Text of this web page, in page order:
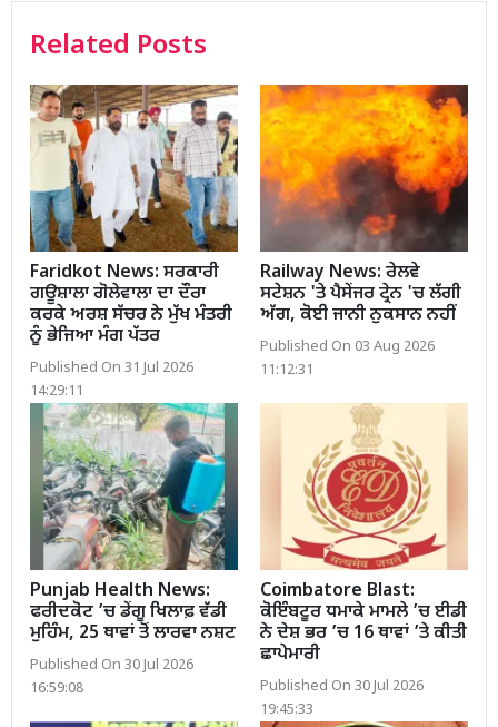
Related Posts
Faridkot News: ਸਰਕਾਰੀ
ਗਊਸ਼ਾਲਾ ਗੋਲੇਵਾਲਾ ਦਾ ਦੌਰਾ
ਕਰਕੇ ਅਰਸ਼ ਸੱਚਰ ਨੇ ਮੁੱਖ ਮੰਤਰੀ
ਨੂੰ ਭੇਜਿਆ ਮੰਗ ਪੱਤਰ
Published On 31 Jul 2026
14:29:11
Railway News: ਰੇਲਵੇ
ਸਟੇਸ਼ਨ 'ਤੇ ਪੈਸੇਂਜਰ ਟ੍ਰੇਨ 'ਚ ਲੱਗੀ
ਅੱਗ, ਕੋਈ ਜਾਨੀ ਨੁਕਸਾਨ ਨਹੀਂ
Published On 03 Aug 2026
11:12:31
Punjab Health News:
ਫਰੀਦਕੋਟ ’ਚ ਡੇਂਗੂ ਖਿਲਾਫ਼ ਵੱਡੀ
ਮੁਹਿੰਮ, 25 ਥਾਵਾਂ ਤੋਂ ਲਾਰਵਾ ਨਸ਼ਟ
Published On 30 Jul 2026
16:59:08
Coimbatore Blast:
ਕੋਇੰਬਟੂਰ ਧਮਾਕੇ ਮਾਮਲੇ ’ਚ ਈਡੀ
ਨੇ ਦੇਸ਼ ਭਰ ’ਚ 16 ਥਾਵਾਂ ’ਤੇ ਕੀਤੀ
ਛਾਪੇਮਾਰੀ
Published On 30 Jul 2026
19:45:33